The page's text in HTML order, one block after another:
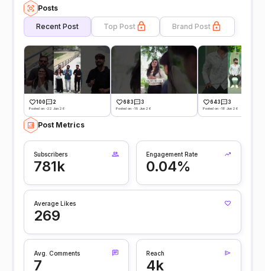
Posts
Recent Post Top Post Brand Post
100 2
Posted on -22 Jun 26
683 3
Posted on -19 Jun 26
643 3
Posted on -18 Jun 26
Post Metrics
Subscribers
781k
Engagement Rate
0.04%
Average Likes
269
Avg. Comments
7
Reach
4k